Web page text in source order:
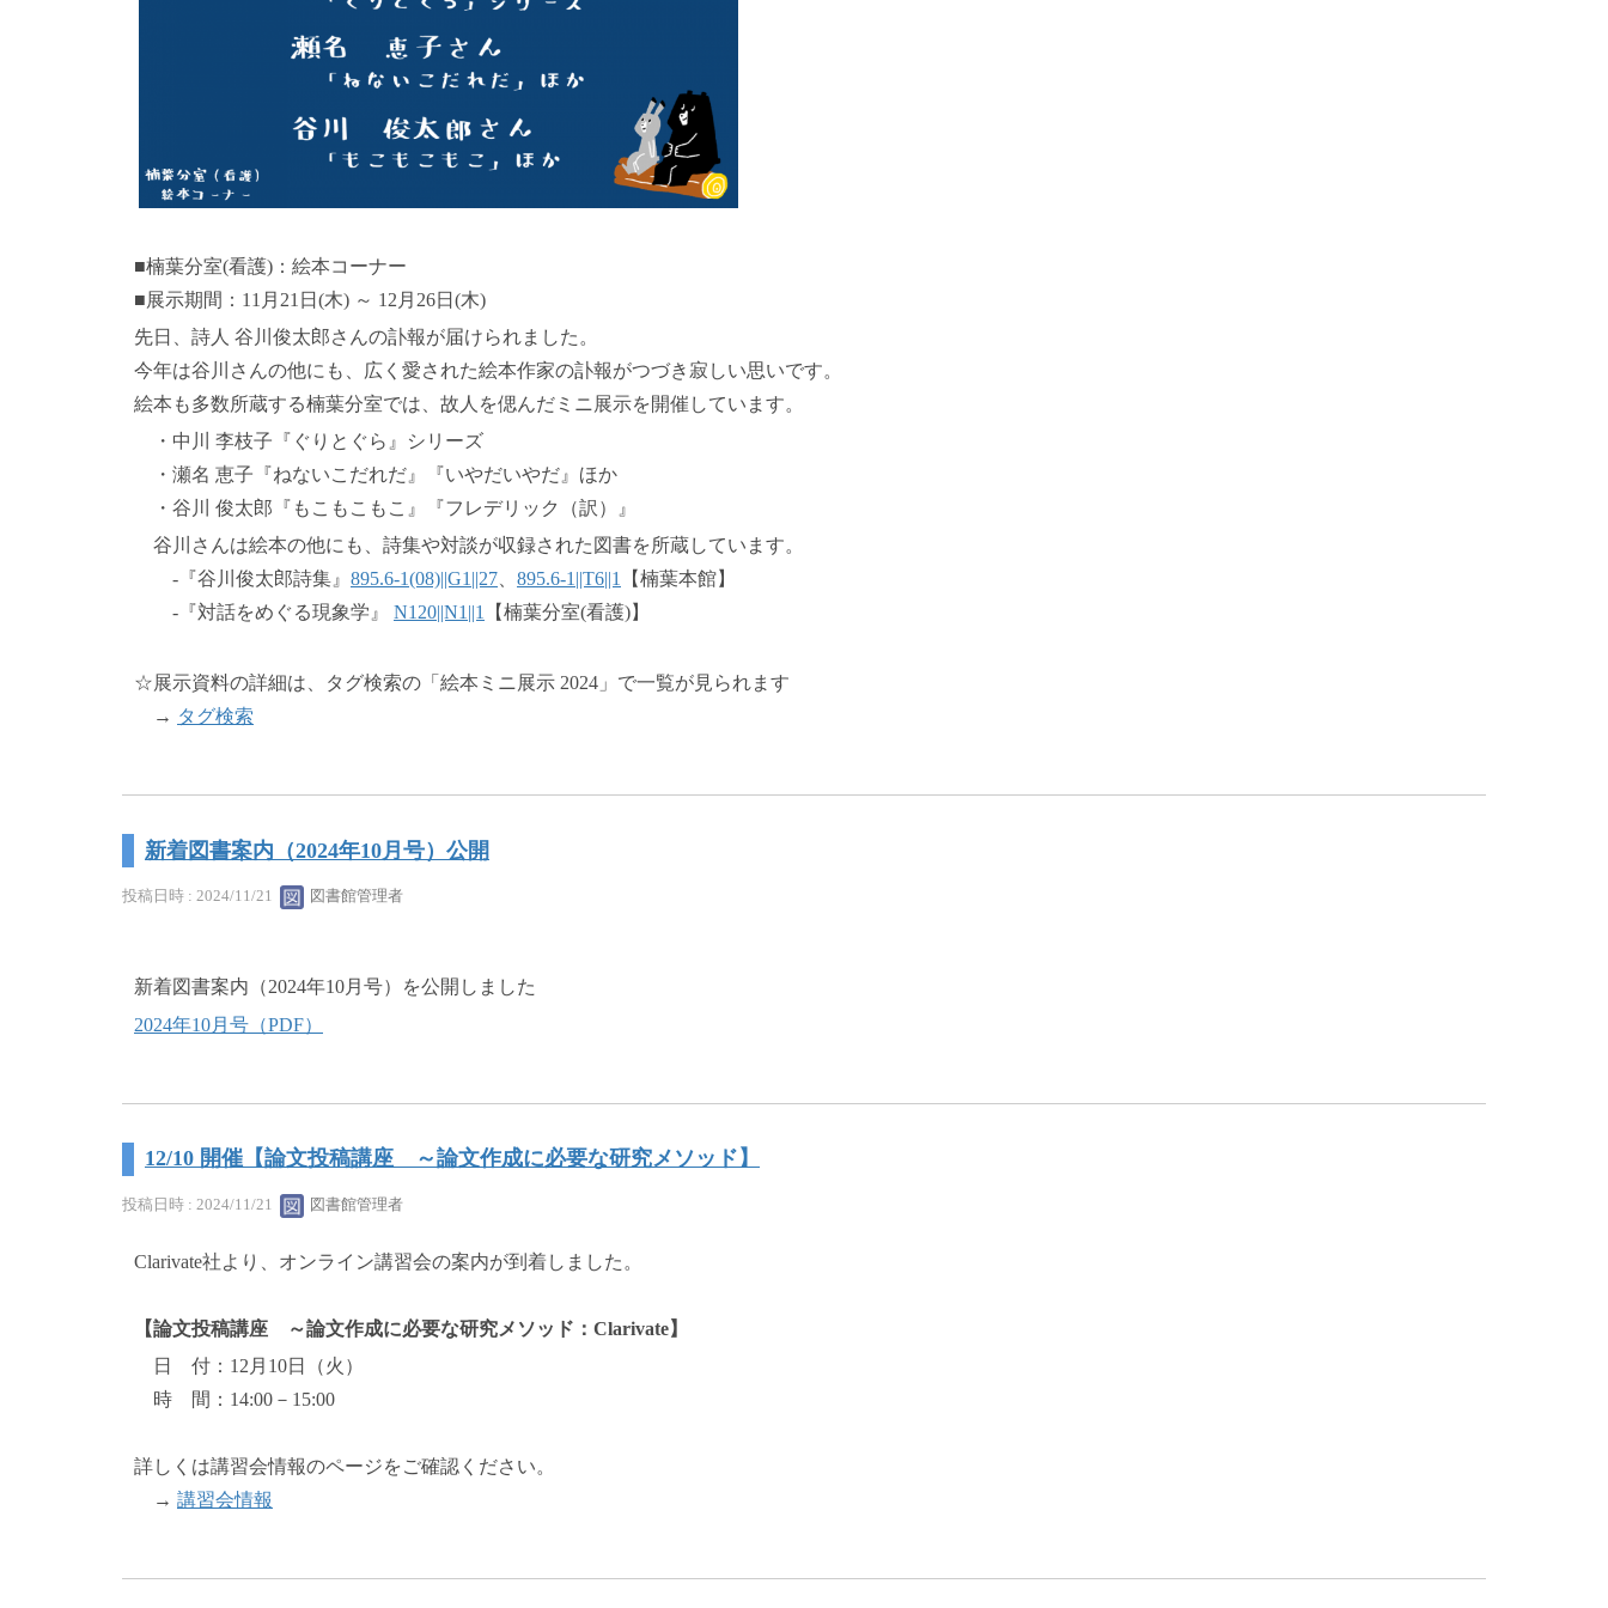
■楠葉分室(看護)：絵本コーナー
■展示期間：11月21日(木) ～ 12月26日(木)
先日、詩人 谷川俊太郎さんの訃報が届けられました。
今年は谷川さんの他にも、広く愛された絵本作家の訃報がつづき寂しい思いです。
絵本も多数所蔵する楠葉分室では、故人を偲んだミニ展示を開催しています。
・中川 李枝子『ぐりとぐら』シリーズ
・瀬名 恵子『ねないこだれだ』『いやだいやだ』ほか
・谷川 俊太郎『もこもこもこ』『フレデリック（訳）』
谷川さんは絵本の他にも、詩集や対談が収録された図書を所蔵しています。
-『谷川俊太郎詩集』 895.6-1(08)||G1||27 895.6-1||T6||1
【楠葉本館】
-『対話をめぐる現象学』 N120||N1||1 【楠葉分室(看護)】
☆展示資料の詳細は、タグ検索の「絵本ミニ展示 2024」で一覧が見られます
→ タグ検索
新着図書案内（2024年10月号）公開
投稿日時 : 2024/11/21 図書館管理者
新着図書案内（2024年10月号）を公開しました
2024年10月号（PDF）
12/10 開催【論文投稿講座 ～論文作成に必要な研究メソッド】
投稿日時 : 2024/11/21 図書館管理者
Clarivate社より、オンライン講習会の案内が到着しました。
【論文投稿講座 ～論文作成に必要な研究メソッド：Clarivate】
日 付：12月10日（火）
時 間：14:00－15:00
詳しくは講習会情報のページをご確認ください。
→ 講習会情報